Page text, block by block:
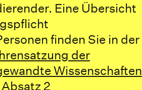
Eine Übersicht
finden Sie in der
der
Wissenschaften
2